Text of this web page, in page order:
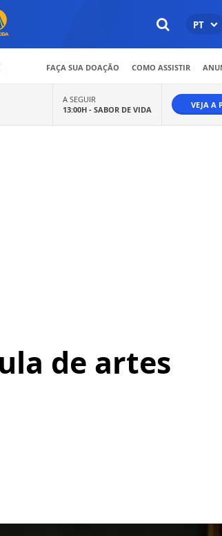
PT
FAÇA SUA DOAÇÃO COMO ASSISTIR
A SEGUIR
13:00H - SABOR DE VIDA VEJA A
de artes